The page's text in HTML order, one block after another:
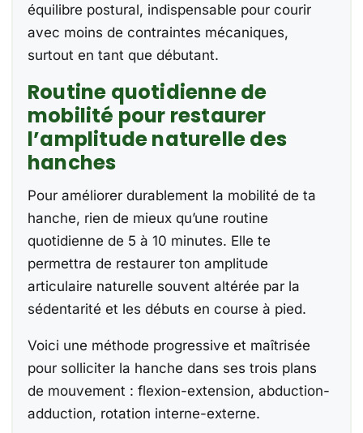
équilibre postural, indispensable pour courir
avec moins de contraintes mécaniques,
surtout en tant que débutant.
Routine quotidienne de
mobilité pour restaurer
l’amplitude naturelle des
hanches
Pour améliorer durablement la mobilité de ta
hanche, rien de mieux qu’une routine
quotidienne de 5 à 10 minutes. Elle te
permettra de restaurer ton amplitude
articulaire naturelle souvent altérée par la
sédentarité et les débuts en course à pied.
Voici une méthode progressive et maîtrisée
pour solliciter la hanche dans ses trois plans
de mouvement : flexion-extension, abduction-
adduction, rotation interne-externe.